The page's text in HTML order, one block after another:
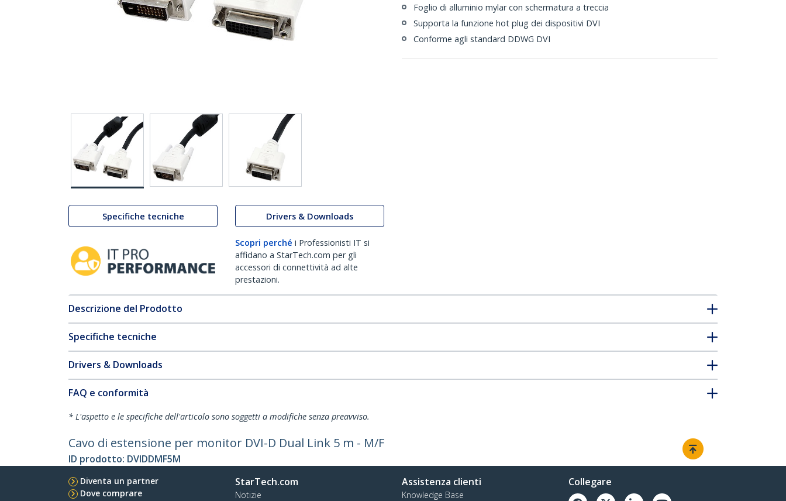
Specifiche tecniche Drivers & Downloads
Scopri perché i Professionisti IT si
affidano a StarTech.com per gli
accessori di connettività ad alte
prestazioni.
Foglio di alluminio mylar con schermatura a treccia
Supporta la funzione hot plug dei dispositivi DVI
Conforme agli standard DDWG DVI
Descrizione del Prodotto
Specifiche tecniche
Drivers & Downloads
FAQ e conformità
* L'aspetto e le specifiche dell'articolo sono soggetti a modifiche senza preavviso.
Cavo di estensione per monitor DVI-D Dual Link 5 m - M/F
ID prodotto: DVIDDMF5M
Diventa un partner
Dove comprare
StarTech.com
Notizie
Assistenza clienti
Knowledge Base
Collegare